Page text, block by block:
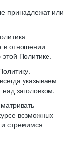
принадлежат или
в отношении
Политике.
указываем
заголовком.
возможных
стремимся